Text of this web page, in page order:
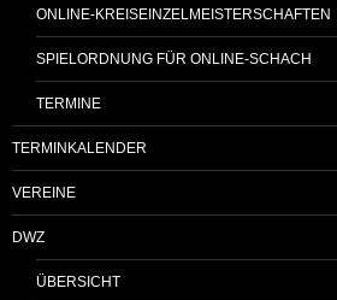
ONLINE-KREISEINZELMEISTERSCHAFTEN
SPIELORDNUNG FÜR ONLINE-SCHACH
TERMINE
TERMINKALENDER
VEREINE
DWZ
ÜBERSICHT